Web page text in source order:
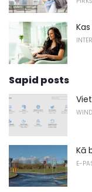
Sapid posts
Kā
E-